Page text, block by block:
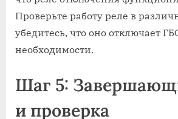
Проверьте работу реле в
убедитесь, что оно отключает
необходимости.
Шаг 5:
и проверка